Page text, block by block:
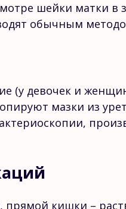
шейки матки в
обычным
(у девочек и
мазки из
кишки –